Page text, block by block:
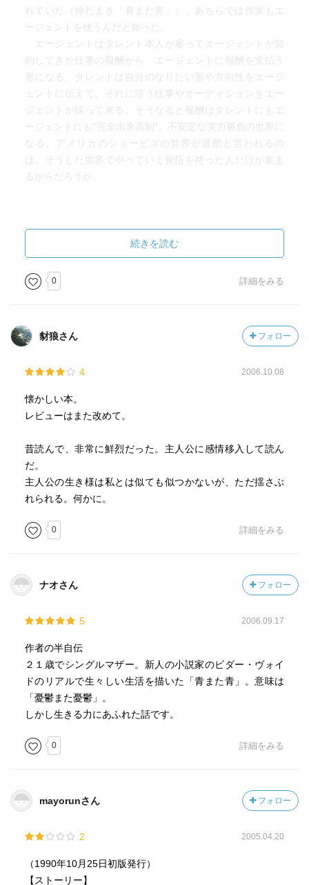
れていた（伸たまき「青また青」）。あちらでは作家もエ
ージェントを使うんだと知った。
エージェントはタレント本人が雇ってエージェントが契
約してきた仕事の報酬から、エージェントに報酬を支払う
形になる。タレントは自分のなりたい形や方向性をエージ
ェントに伝えて、それに沿う仕事やオーディションをエー
ジェントが採って来る。そうなると報酬はタレントにもエ
ージェントにも”完全出来高制”。不安定な実力勝負の世界に
なる。アメリカのショービズの世界が過酷と言われるの
は、そうした世界でやっていく覚悟を持った人だけが集ま
るからだろうか。
続きを読む
0 詳細をみる
豺狼さん フォロー
4 2006.10.08
懐かしい本。
レビューはまた改めて。
昔読んで、非常に鮮烈だった。主人公に感情移入して読ん
だ。
主人公の生き様は私とは似ても似つかないが、ただ揺さぶ
れられる。何かに。
0 詳細をみる
ナオさん フォロー
5 2006.09.17
作者の半自伝
２１歳でシングルマザー。新人の小説家のビダー・ヴォイ
ドのリアルで生々しい生活を描いた「青また青」。意味は
「憂鬱また憂鬱」。
しかし生きる力にあふれた話です。
0 詳細をみる
mayorunさん フォロー
2 2005.04.20
（1990年10月25日初版発行）
【ストーリー】